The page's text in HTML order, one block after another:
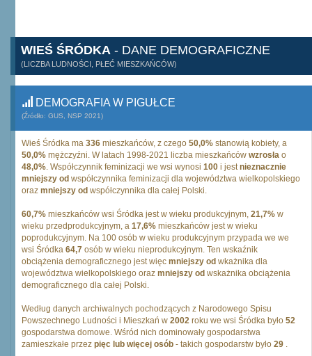
WIEŚ ŚRÓDKA - DANE DEMOGRAFICZNE
(LICZBA LUDNOŚCI, PŁEĆ MIESZKAŃCÓW)
DEMOGRAFIA W PIGUŁCE
(Źródło: GUS, NSP 2021)
Wieś Śródka ma 336 mieszkańców, z czego 50,0% stanowią kobiety, a
50,0% mężczyźni. W latach 1998-2021 liczba mieszkańców wzrosła o
48,0%. Współczynnik feminizacji we wsi wynosi 100 i jestnieznacznie
mniejszy od współczynnika feminizacji dla województwa wielkopolskiego
oraz mniejszy od współczynnika dla całej Polski.
60,7% mieszkańców wsi Śródka jest w wieku produkcyjnym, 21,7% w
wieku przedprodukcyjnym, a 17,6% mieszkańców jest w wieku
poprodukcyjnym. Na 100 osób w wieku produkcyjnym przypada we we
wsi Śródka 64,7 osób w wieku nieprodukcyjnym. Ten wskaźnik
obciążenia demograficznego jest więc mniejszy od wkażnika dla
województwa wielkopolskiego oraz mniejszy od wskażnika obciążenia
demograficznego dla całej Polski.
Według danych archiwalnych pochodzących z Narodowego Spisu
Powszechnego Ludności i Mieszkań w 2002 roku we wsi Śródka było 52
gospodarstwa domowe. Wśród nich dominowały gospodarstwa
zamieszkałe przez pięc lub więcej osób - takich gospodarstw było 29 .